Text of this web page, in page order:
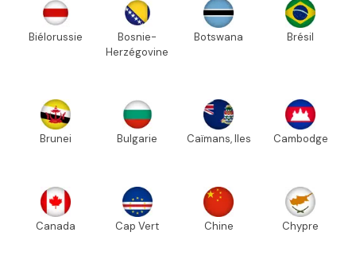
Biélorussie
Bosnie-
Herzégovine
Botswana Brésil
Brunei Bulgarie Caïmans, Iles Cambodge
Canada Cap Vert Chine Chypre